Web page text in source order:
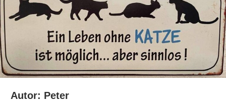
Autor: Peter